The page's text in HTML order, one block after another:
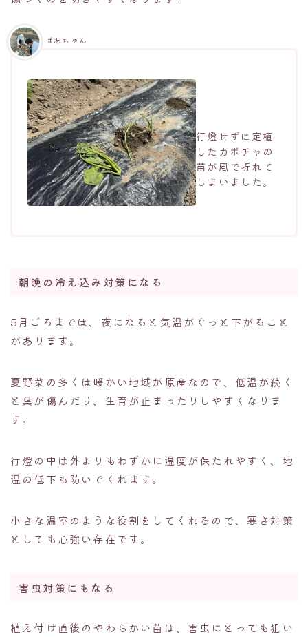
行燈せずに定植
したカボチャの
苗が風で折れて
しまいました。
ばあちゃん
朝晩の冷え込み対策になる
5月ごろまでは、夜になると気温がぐっと下がること
があります。
夏野菜の多くは暖かい地域が原産なので、低温が続く
と葉が傷んだり、生育が止まったりしやすくなりま
す。
行燈の中は外よりもわずかに温度が保たれやすく、地
温の低下も防いでくれます。
小さな温室のような役割をしてくれるので、寒さ対策
としても心強い存在です。
害虫対策にもなる
植え付け直後のやわらかい苗は、害虫にとっても狙い